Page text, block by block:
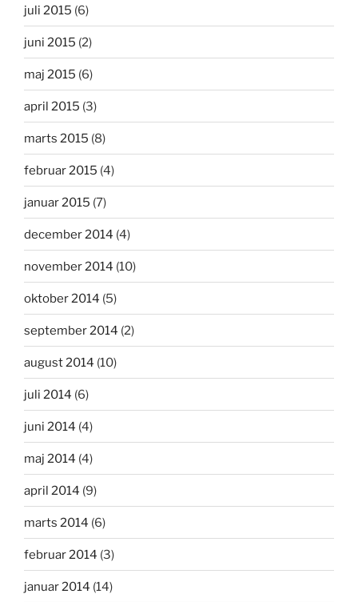
juli 2015 (6)
juni 2015 (2)
maj 2015 (6)
april 2015 (3)
marts 2015 (8)
februar 2015 (4)
januar 2015 (7)
december 2014 (4)
november 2014 (10)
oktober 2014 (5)
september 2014 (2)
august 2014 (10)
juli 2014 (6)
juni 2014 (4)
maj 2014 (4)
april 2014 (9)
marts 2014 (6)
februar 2014 (3)
januar 2014 (14)